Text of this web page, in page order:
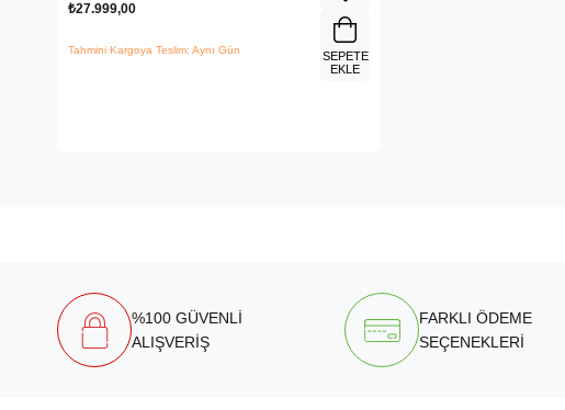
₺27.999,00
Tahmini Kargoya Teslim: Aynı Gün
SEPETE
EKLE
%100 GÜVENLİ
ALIŞVERİŞ
FARKLI ÖDEME
SEÇENEKLERİ